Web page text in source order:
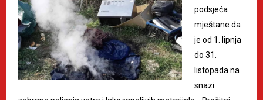
podsjeća
mještane da
je od 1. lipnja
do 31.
listopada na
snazi